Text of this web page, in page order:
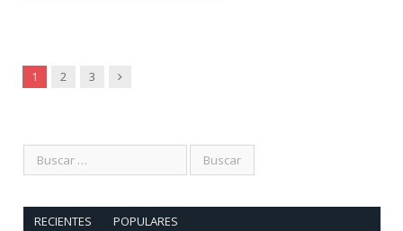
1 2 3 Siguiente
RECIENTES POPULARES